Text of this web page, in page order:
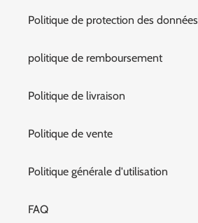
Politique de protection des données
politique de remboursement
Politique de livraison
Politique de vente
Politique générale d'utilisation
FAQ